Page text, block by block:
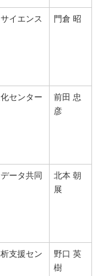
イエンス
門倉 昭
センター
前田 忠
彦
ータ共同
北本 朝
展
支援セン
野口 英
樹